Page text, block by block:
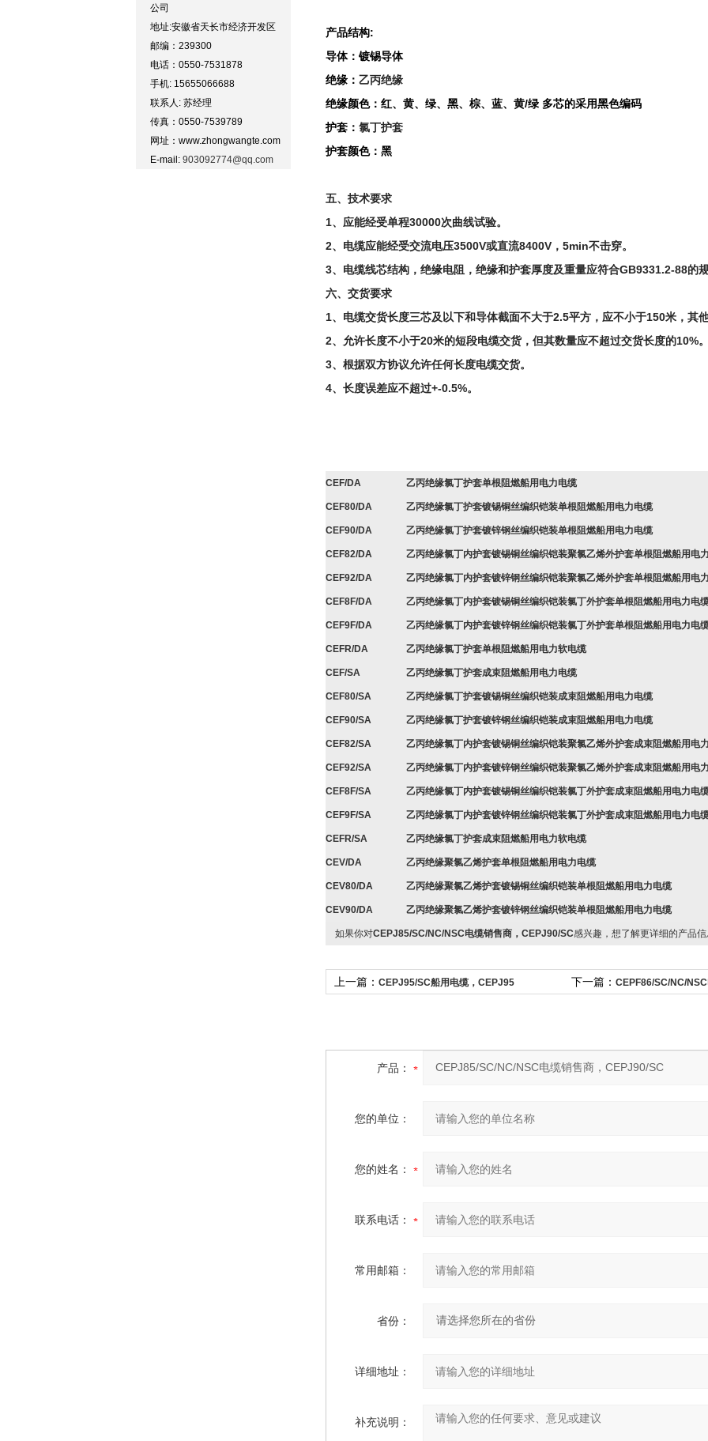
公司
地址:安徽省天长市经济开发区
邮编：239300
电话：0550-7531878
手机: 15655066688
联系人: 苏经理
传真：0550-7539789
网址：www.zhongwangte.com
E-mail: 903092774@qq.com
产品结构:
导体：镀锡导体
绝缘： 乙丙绝缘
绝缘颜色：红、黄、绿、黑、棕、蓝、黄/绿 多芯的采用黑色编码
护套： 氯丁护套
护套颜色：黑
五、技术要求
1、应能经受单程30000次曲线试验。
2、电缆应能经受交流电压3500V或直流8400V，5min不击穿。
3、电缆线芯结构，绝缘电阻，绝缘和护套厚度及重量应符合GB9331.2-88的规
六、交货要求
1、电缆交货长度三芯及以下和导体截面不大于2.5平方，应不小于150米，其他
2、允许长度不小于20米的短段电缆交货，但其数量应不超过交货长度的10%。
3、根据双方协议允许任何长度电缆交货。
4、长度误差应不超过+-0.5%。
CEF/DA 乙丙绝缘氯丁护套单根阻燃船用电力电缆
CEF80/DA 乙丙绝缘氯丁护套镀锡铜丝编织铠装单根阻燃船用电力电缆
CEF90/DA 乙丙绝缘氯丁护套镀锌钢丝编织铠装单根阻燃船用电力电缆
CEF82/DA 乙丙绝缘氯丁内护套镀锡铜丝编织铠装聚氯乙烯外护套单根阻燃船用电
CEF92/DA 乙丙绝缘氯丁内护套镀锌钢丝编织铠装聚氯乙烯外护套单根阻燃船用电
CEF8F/DA 乙丙绝缘氯丁内护套镀锡铜丝编织铠装氯丁外护套单根阻燃船用电力电
CEF9F/DA 乙丙绝缘氯丁内护套镀锌钢丝编织铠装氯丁外护套单根阻燃船用电力电
CEFR/DA 乙丙绝缘氯丁护套单根阻燃船用电力软电缆
CEF/SA 乙丙绝缘氯丁护套成束阻燃船用电力电缆
CEF80/SA 乙丙绝缘氯丁护套镀锡铜丝编织铠装成束阻燃船用电力电缆
CEF90/SA 乙丙绝缘氯丁护套镀锌钢丝编织铠装成束阻燃船用电力电缆
CEF82/SA 乙丙绝缘氯丁内护套镀锡铜丝编织铠装聚氯乙烯外护套成束阻燃船用电
CEF92/SA 乙丙绝缘氯丁内护套镀锌钢丝编织铠装聚氯乙烯外护套成束阻燃船用电
CEF8F/SA 乙丙绝缘氯丁内护套镀锡铜丝编织铠装氯丁外护套成束阻燃船用电力电
CEF9F/SA 乙丙绝缘氯丁内护套镀锌钢丝编织铠装氯丁外护套成束阻燃船用电力电
CEFR/SA 乙丙绝缘氯丁护套成束阻燃船用电力软电缆
CEV/DA 乙丙绝缘聚氯乙烯护套单根阻燃船用电力电缆
CEV80/DA 乙丙绝缘聚氯乙烯护套镀锡铜丝编织铠装单根阻燃船用电力电缆
CEV90/DA 乙丙绝缘聚氯乙烯护套镀锌钢丝编织铠装单根阻燃船用电力电缆
如果你对CEPJ85/SC/NC/NSC电缆销售商，CEPJ90/SC感兴趣，想了解更详细的产品
上一篇： CEPJ95/SC船用电缆，CEPJ95 下一篇： CEPF86/SC/NC/
产品：
您的单位：
您的姓名：
联系电话：
常用邮箱：
省份：
详细地址：
补充说明：